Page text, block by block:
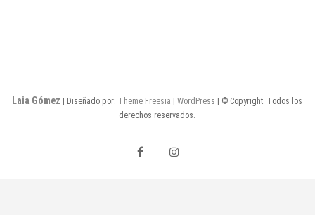
Laia Gómez | Diseñado por: Theme Freesia |WordPress
| © Copyright. Todos los
derechos reservados.
facebookinstagram